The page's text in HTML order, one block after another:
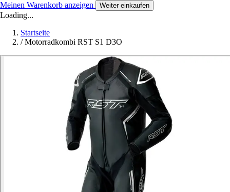
Meinen Warenkorb anzeigen Weiter einkaufen
Loading...
Startseite
/ Motorradkombi RST S1 D3O